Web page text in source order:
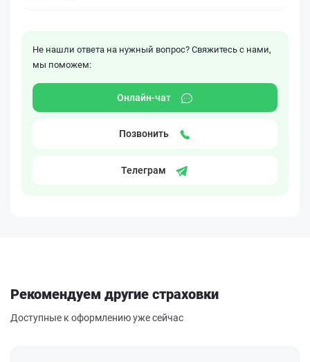
Не нашли ответа на нужный вопрос? Свяжитесь с нами,
мы поможем:
Онлайн-чат
Позвонить
Телеграм
Рекомендуем другие страховки
Доступные к оформлению уже сейчас